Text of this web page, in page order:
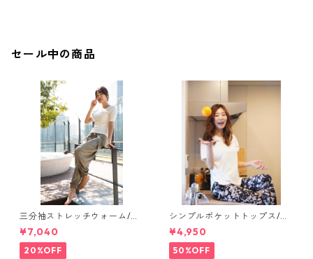
セール中の商品
三分袖ストレッチウォーム/リ
ブホワイト【short tops】
¥7,040
20%OFF
シンプルポケットトップス/ホ
ワイト【salon tops】
¥4,950
50%OFF